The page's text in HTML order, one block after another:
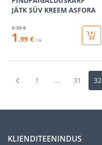
JÄTK SÜV KREEM ASFORA
3.32 €
1 .99 € / tk
1 ... 31 32
KLIENDITEENINDUS